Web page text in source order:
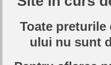
Toate
ului nu sunt